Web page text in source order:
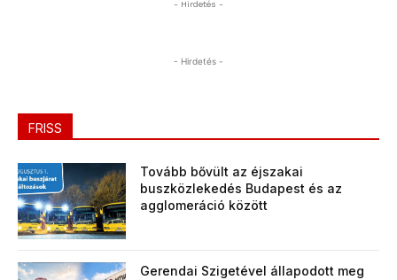
- Hirdetés -
- Hirdetés -
FRISS
Tovább bővült az éjszakai
buszközlekedés Budapest és az
agglomeráció között
Gerendai Szigetével állapodott meg